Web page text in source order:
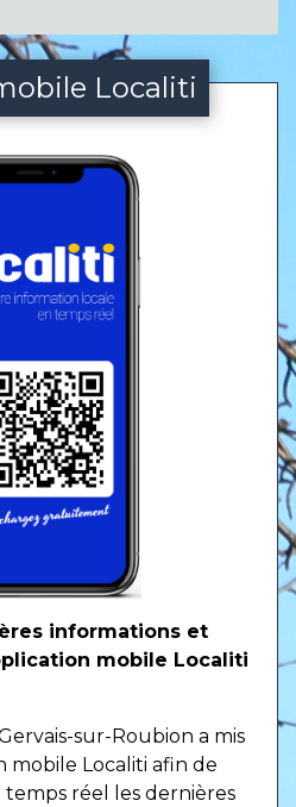
Localiti
informations et
mobile Localiti
sur-Roubion a mis
mobile Localiti afin de
réel les dernières